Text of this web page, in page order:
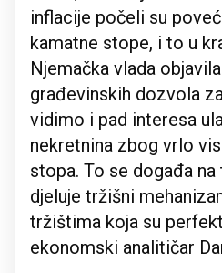
inflacije počeli su
kamatne stope, i to u
Njemačka vlada
građevinskih dozvola
vidimo i pad interesa
nekretnina zbog vrlo
stopa. To se događa
djeluje tržišni
tržištima koja su
ekonomski analitičar